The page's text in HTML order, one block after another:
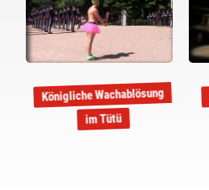
Königliche Wachablösung
im Tütü